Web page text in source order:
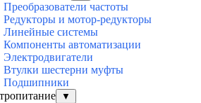
Преобразователи частоты
Редукторы и мотор-редукторы
Линейные системы
Компоненты автоматизации
Электродвигатели
Втулки шестерни муфты
Подшипники
▼